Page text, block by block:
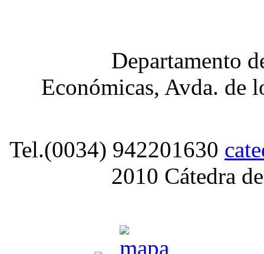
Departamento
Económicas, Avda. de
Tel.(0034) 942201630
2010 Cátedra